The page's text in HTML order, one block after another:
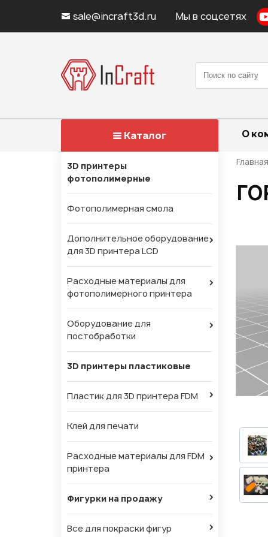
sale@incraft3d.ru Мы в соцсетях
Каталог О
3D принтеры
фотополимерные
Фотополимерная смола
Дополнительное оборудование
для 3D принтера LCD
Расходные материалы для
фотополимерного принтера
Оборудование для
постобработки
3D принтеры пластиковые
Пластик для 3D принтера FDM
Клей для печати
Расходные материалы для FDM
принтера
Фигурки на продажу
Все для покраски фигур
Главная